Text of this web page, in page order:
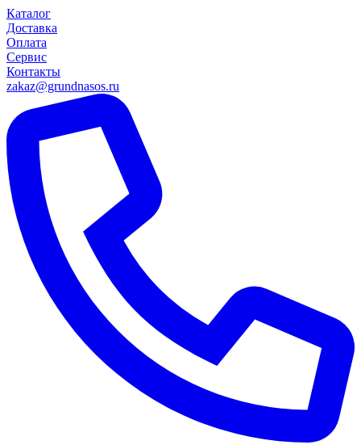
Каталог
Доставка
Оплата
Сервис
Контакты
zakaz@grundnasos.ru